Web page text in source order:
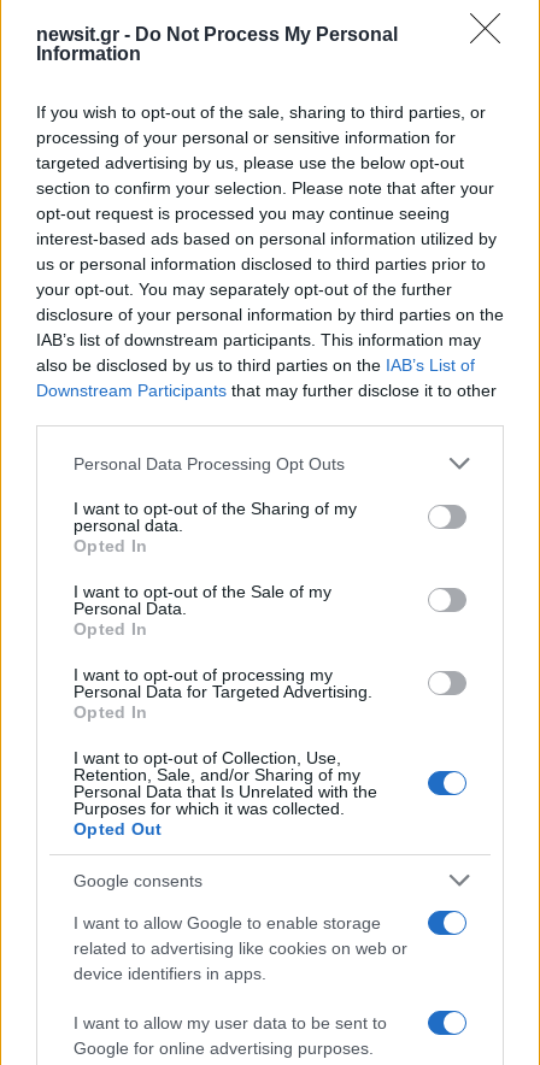
newsit.gr - Do Not Process My Personal
Information
If you wish to opt-out of the sale, sharing to third parties, or
processing of your personal or sensitive information for
targeted advertising by us, please use the below opt-out
section to confirm your selection. Please note that after your
opt-out request is processed you may continue seeing
interest-based ads based on personal information utilized by
us or personal information disclosed to third parties prior to
your opt-out. You may separately opt-out of the further
disclosure of your personal information by third parties on the
IAB’s list of downstream participants. This information may
also be disclosed by us to third parties on the IAB’s List of
Downstream Participants that may further disclose it to other
Please note that this website/app uses one or more Google
not limited to your visit or usage behaviour. You may click to
grant or deny consent to Google and its third-party tags to
use your data for below specified purposes in below Google
consent section.
Personal Data Processing Opt Outs
I want to opt-out of the Sharing of my
personal data.
Opted In
I want to opt-out of the Sale of my
Personal Data.
Opted In
I want to opt-out of processing my
Personal Data for Targeted Advertising.
Opted In
I want to opt-out of Collection, Use,
Retention, Sale, and/or Sharing of my
Personal Data that Is Unrelated with the
Purposes for which it was collected.
Opted Out
Google consents
I want to allow Google to enable storage
related to advertising like cookies on web or
device identifiers in apps.
I want to allow my user data to be sent to
Google for online advertising purposes.
Σχόλια
Πανος
γελοιότητα αυτός ανήκει στους γνωστούς celebrities!!!!!
Κούκου
στη φωλιά του κούκου οσονούπω (έλα να μαζωχτούμε)
Περισσότερα σχόλια
Σχολίασε εδώ
Αν τα χάσατε
Κωνσταντίνος Βασάλος
για Ιωάννα Τούνη: «Αν πας
στις Κάννες, αλλά εσύ
είσαι εκτός της φάσης, δεν
είναι λίγο αστείο;»
Γιάννης
φωτογραφία με την
Βουγιουκλάκη και
Δημήτρη Παπαμιχαήλ
ανέβασε για τα